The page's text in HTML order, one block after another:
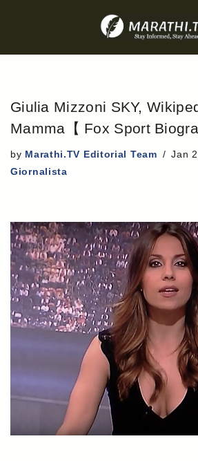
to
Giulia Mizzoni SKY,
Mamma【 Fox Sport
by Marathi.TV Editorial Team
Jan
Giornalista